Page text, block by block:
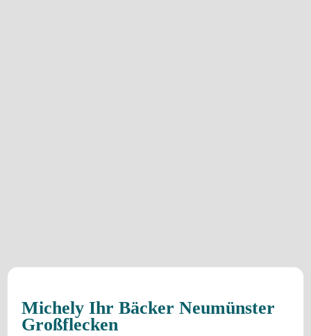
Michely Ihr Bäcker Neumünster
Großflecken